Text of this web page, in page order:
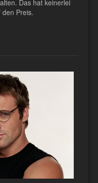
Das hat keinerlei
Preis.